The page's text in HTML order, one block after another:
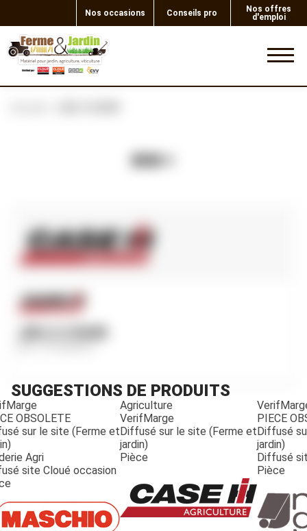
Nos occasions Conseils pro
Nos offres
d'emploi
Ref. 791982R91
SUGGESTIONS DE PRODUITS
OBSOLETE
sur le site (Ferme et
Agri
site Cloué occasion
Agriculture
VerifMarge
Diffusé sur le site (Ferme et
jardin)
Pièce
PIECE
Diffusé
jardin)
Diffusé
Pièce